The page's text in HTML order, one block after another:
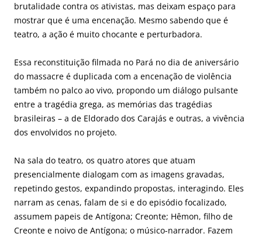
brutalidade contra os ativistas, mas deixam espaço para
mostrar que é uma encenação. Mesmo sabendo que é
teatro, a ação é muito chocante e perturbadora.
Essa reconstituição filmada no Pará no dia de aniversário
do massacre é duplicada com a encenação de violência
também no palco ao vivo, propondo um diálogo pulsante
entre a tragédia grega, as memórias das tragédias
brasileiras – a de Eldorado dos Carajás e outras, a vivência
dos envolvidos no projeto.
Na sala do teatro, os quatro atores que atuam
presencialmente dialogam com as imagens gravadas,
repetindo gestos, expandindo propostas, interagindo. Eles
narram as cenas, falam de si e do episódio focalizado,
assumem papeis de Antígona; Creonte; Hêmon, filho de
Creonte e noivo de Antígona; o músico-narrador. Fazem